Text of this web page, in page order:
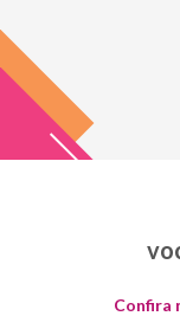
Confira